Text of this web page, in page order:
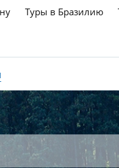
Туры в Бразилию